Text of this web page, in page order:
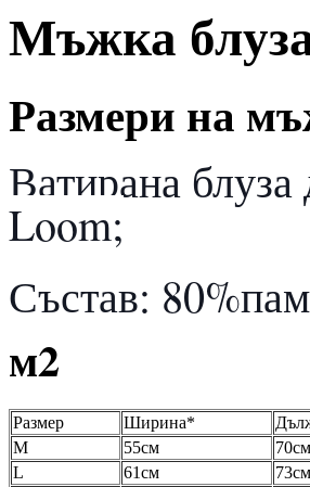
Мъжка
Размери на
Ватирана
Loom;
Състав:
м2
Размер Ширина*
М
55см 70см
L
61см 73см